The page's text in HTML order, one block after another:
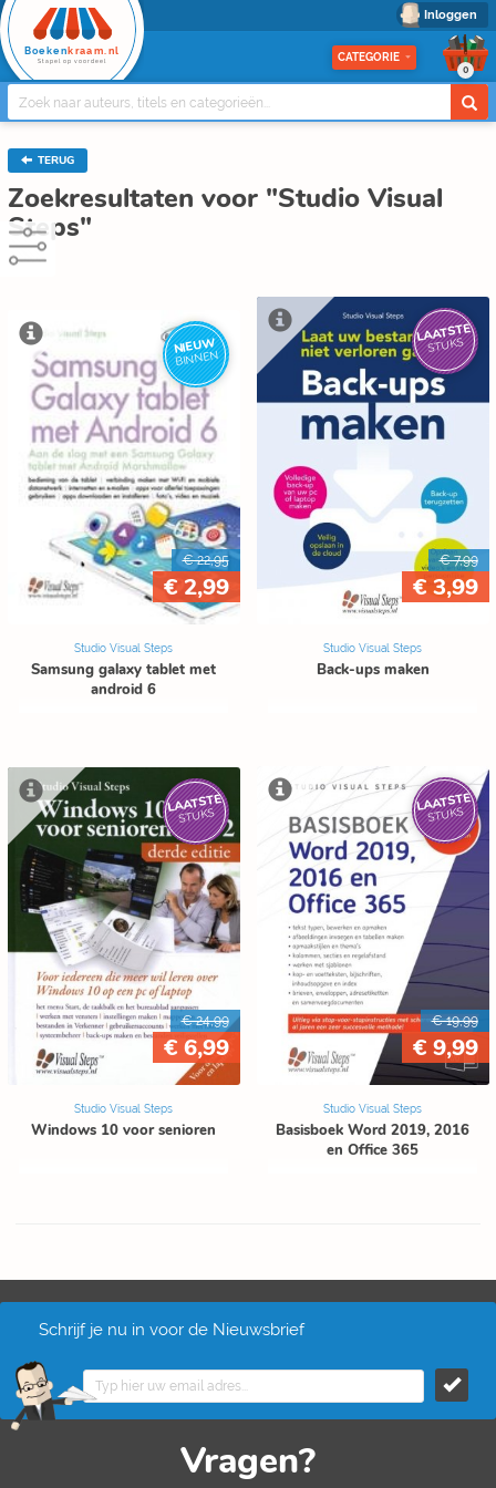
Inloggen
Boeken kraam.nl
Stapel op voordeel CATEGORIE
0
TERUG
Zoekresultaten voor "Studio Visual
Steps"
NIEUW
BINNEN
€ 22,95
€ 2,99
Studio Visual Steps
Samsung galaxy tablet met
android 6
LAATSTE
STUKS
€ 7,99
€ 3,99
Studio Visual Steps
Back-ups maken
LAATSTE
STUKS
€ 24,99
€ 6,99
Studio Visual Steps
Windows 10 voor senioren
LAATSTE
STUKS
€ 19,99
€ 9,99
Studio Visual Steps
Basisboek Word 2019, 2016
en Office 365
Schrijf je nu in voor de Nieuwsbrief
Vragen?